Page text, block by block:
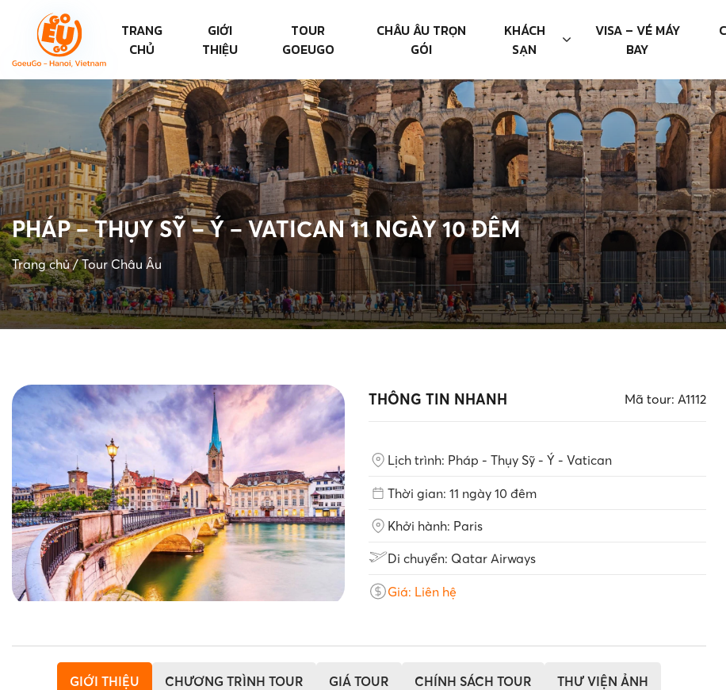
TRANG
CHỦ
GIỚI
THIỆU
TOUR
GOEUGO
CHÂU ÂU TRỌN
GÓI
KHÁCH
SẠN
VISA – VÉ MÁY
BAY
PHÁP – THỤY SỸ – Ý – VATICAN 11 NGÀY 10 ĐÊM
Trang chủ/Tour Châu Âu
THÔNG TIN NHANH Mã tour: A1112
Lịch trình: Pháp - Thụy Sỹ - Ý - Vatican
Thời gian: 11 ngày 10 đêm
Khởi hành: Paris
Di chuyển: Qatar Airways
Giá: Liên hệ
GIỚI THIỆU CHƯƠNG TRÌNH TOUR GIÁ TOUR CHÍNH SÁCH TOUR THƯ VIỆN ẢNH